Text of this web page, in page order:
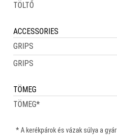
TÖLTŐ
ACCESSORIES
GRIPS
GRIPS
TÖMEG
TÖMEG*
* A kerékpárok és vázak súlya a